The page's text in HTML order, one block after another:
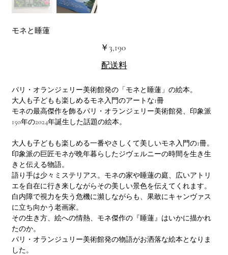
モネと睡蓮
価
格
￥3,190
配送料
パリ・オランジェリー美術館発の「モネと睡蓮」の絵本。
大人も子どもも楽しめるモネ入門のアートな1冊
モネの最高傑作を飾るパリ・オランジェリー美術館発、印象派
150年の2024年誕生した話題の絵本。
大人も子どもも楽しめる一番やさしくて美しいモネ入門の1冊。
印象派の巨匠モネが晩年暮らしたジヴェルニーの時間を生き生
きと伝える物語。
語り手は少々ミステリアス。モネの家や睡蓮の庭、広いアトリ
エを自在に行き来しながらその美しい景色を伝えてくれます。
白内障で視力を失う危機に瀕しながらも、果敢にキャンヴァス
に立ち向かう老画家。
その生き方、絵への情熱、モネ傑作の『睡蓮』はいかに描かれ
たのか。
パリ・オランジュリー美術館発の物語がお洒落な絵本となりま
した。